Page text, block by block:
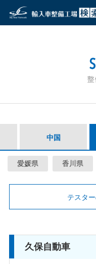
マイ・スターネットワーク
お問い合わせ
中国
愛媛県 香川県
テスタ
久保自動車